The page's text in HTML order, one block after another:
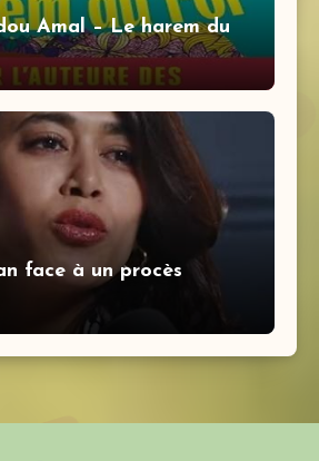
Amal – Le harem du
face à un procès